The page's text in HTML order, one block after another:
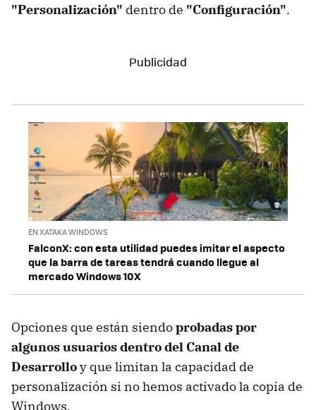
"Personalización" dentro de "Configuración".
EN XATAKA WINDOWS
FalconX: con esta utilidad puedes imitar el aspecto
que la barra de tareas tendrá cuando llegue al
mercado Windows 10X
Opciones que están siendoprobadas por
algunos usuarios dentro del Canal de
Desarrolloy que limitan la capacidad de
personalización si no hemos activado la copia de
Windows.